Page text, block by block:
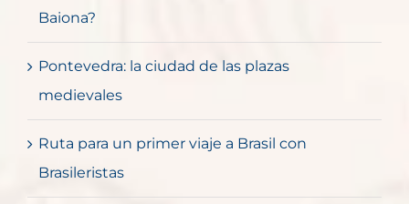
Baiona?
Pontevedra: la ciudad de las plazas
medievales
Ruta para un primer viaje a Brasil con
Brasileristas